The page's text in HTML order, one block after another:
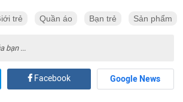
trẻ Quần áo Bạn trẻ Sản phẩm
bạn ...
Facebook Google News